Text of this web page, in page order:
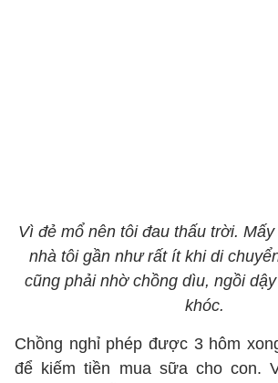
Vì đẻ mổ nên tôi đau thấu trời.
nhà tôi gần như rất ít khi di
cũng phải nhờ chồng dìu, ngồi
khóc.
Chồng nghỉ phép được 3 hôm
để kiếm tiền mua sữa cho con.